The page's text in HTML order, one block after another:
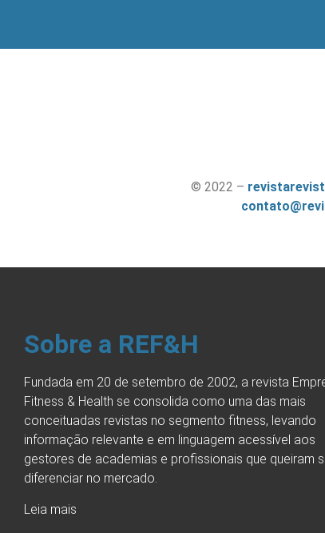
© 2022 –
Sobre a REF&H
Fundada em 20 de setembro de 2002, a revista
Fitness & Health se consolida como uma das mais
conceituadas revistas no segmento fitness, levando
informação relevante e em linguagem acessível aos
gestores de academias e profissionais que queiram
diferenciar no mercado.
Leia mais